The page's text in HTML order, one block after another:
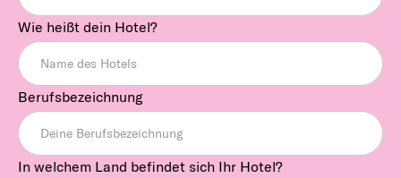
Wie heißt dein Hotel?
Berufsbezeichnung
In welchem Land befindet sich Ihr Hotel?